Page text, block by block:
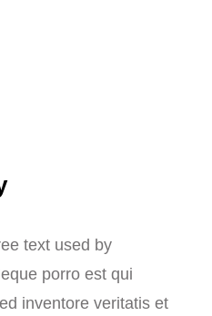
text used by
porro est qui
inventore veritatis et